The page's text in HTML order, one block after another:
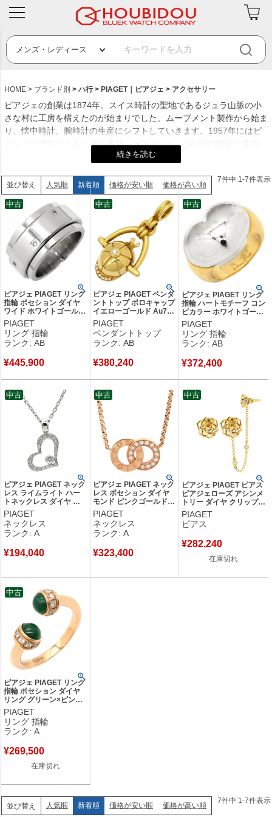
HOME ブランド別 ハ行 PIAGET｜ピアジェ アクセサリー
ピアジェの創業は1874年。スイス時計の聖地であるジュラ山脈の小
さな村に工房を構えたのが始まりでした。ムーブメント製作から始ま
り、懐中時計、腕時計の生産にシフトしていきます。1957年にはピ
アジェの代名詞ともいえる薄型ムーブメント、cal.9Pの開発に成功。
厚みがわずか2mmの薄型ムーブメントは多くの時計メーカーに衝撃
トやハイジュエリー分野への参入とラインアップを拡大。1988年に
リシュモングループに参画後もアルティプラノ、ポセションなどピア
ジェの哲学が息づいたコレクションを展開しています。
創業年：1874年
発祥地：スイスのラ・コート・オ・フェ
創業者：ジョルジュ・エドワール・ピアジェ
並び替え 人気順 新着順 価格が安い順 価格が高い順
7件中 1-7件表示
ピアジェ PIAGET リング
指輪 ポセション ダイヤ
ワイド ホワイトゴールド
#53(JP13) 7粒 7石 回転
スピン 18K 750 WG 12.5
号 【保証書】 【中古】
中古品
PIAGET
リング 指輪
ランク: AB
¥445,900
中古
ピアジェ PIAGET ペンダ
ントトップ ポロキャップ
イエローゴールド Au750
18K ダイヤモンド ライデ
ィングハット ジョッキー
ヘルメット 【中古】中古
品
PIAGET
ペンダントトップ
ランク: AB
¥380,240
中古
ピアジェ PIAGET リング
指輪 ハートモチーフ コン
ビカラー ホワイトゴール
ド×イエローゴールド
#52 Au750 18K 18金 2カ
ラー ヴィンテージ 11号
【中古】中古品
PIAGET
リング 指輪
ランク: AB
¥372,400
中古
ピアジェ PIAGET ネック
レス ライムライト ハー
トネックレス ダイヤ ホ
ワイトゴールド 750 18K
WG ハートモチーフ パヴ
ェダイヤ 【中古】中古美
品
PIAGET
ネックレス
ランク: A
¥194,040
中古
ピアジェ PIAGET ネック
レス ポセション ダイヤ
モンド ピンクゴールド
18K 750PG 18金 13Pダ
イヤ ネックレス 【中
古】中古美品
PIAGET
ネックレス
ランク: A
¥323,400
中古
ピアジェ PIAGET ピアス
ピアジェローズ アシンメ
トリー ダイヤ クリップチ
ェーン付 ピンクゴールド
750 18K PG
PGG38U0077 【箱】
PIAGET
ピアス
¥282,240
在庫切れ
中古
ピアジェ PIAGET リング
指輪 ポセション ダイヤ
リング グリーン×ピンク
ゴールド #51(JP11) 緑
マラカイト 18K 750 PG
11号 【中古】中古美品
PIAGET
リング 指輪
ランク: A
¥269,500
在庫切れ
中古
並び替え 人気順 新着順 価格が安い順 価格が高い順
7件中 1 -7件表示